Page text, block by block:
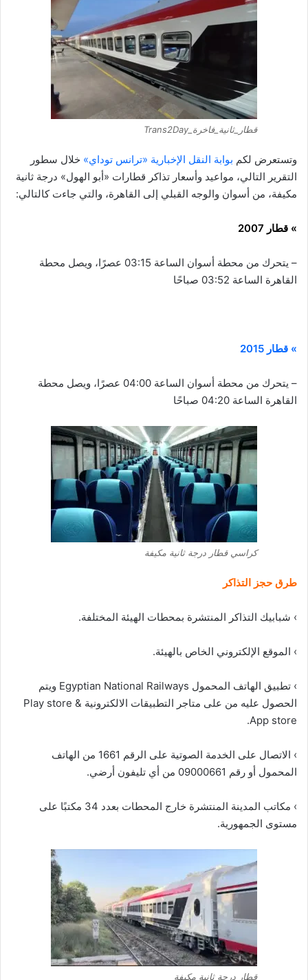
قطار_ثانية_فاخرة_Trans2Day
وتستعرض لكم بوابة النقل الإخبارية «ترانس توداي» خلال سطور
التقرير التالي، مواعيد وأسعار تذاكر قطارات «أبو الهول» درجة ثانية
مكيفة، من أسوان والوجه القبلي إلى القاهرة، والتي جاءت كالتالي:
» قطار 2007
– يتحرك من محطة أسوان الساعة 03:15 عصرًا، ويصل محطة
القاهرة الساعة 03:52 صباحًا
» قطار 2015
– يتحرك من محطة أسوان الساعة 04:00 عصرًا، ويصل محطة
القاهرة الساعة 04:20 صباحًا
كراسي قطار درجة ثانية مكيفة
طرق حجز التذاكر
› شبابيك التذاكر المنتشرة بمحطات الهيئة المختلفة.
› الموقع الإلكتروني الخاص بالهيئة.
› تطبيق الهاتف المحمول Egyptian National Railways ويتم
الحصول عليه من على متاجر التطبيقات الالكترونية Play store &
App store.
› الاتصال على الخدمة الصوتية على الرقم 1661 من الهاتف
المحمول أو رقم 09000661 من أي تليفون أرضي.
› مكاتب المدينة المنتشرة خارج المحطات بعدد 34 مكتبًا على
مستوى الجمهورية.
قطار درجة ثانية مكيفة